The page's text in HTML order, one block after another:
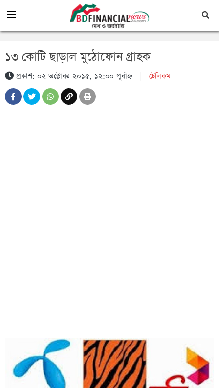
১৩ কোটি ছাড়াল মুঠোফোন গ্রাহক
প্রকাশ: ০২ অক্টোবর ২০১৫, ১২:০০ পূর্বাহ্ন| টেলিকম